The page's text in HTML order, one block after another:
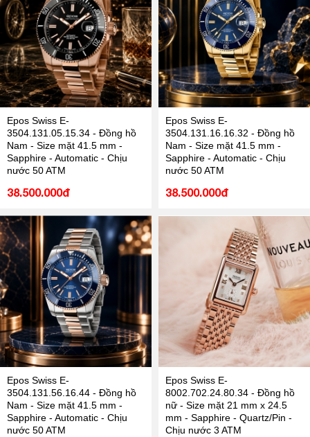
Epos Swiss E-
3504.131.05.15.34 - Đồng hồ
Nam - Size mặt 41.5 mm -
Sapphire - Automatic - Chịu
nước 50 ATM
38.500.000đ
Epos Swiss E-
3504.131.16.16.32 - Đồng hồ
Nam - Size mặt 41.5 mm -
Sapphire - Automatic - Chịu
nước 50 ATM
38.500.000đ
Epos Swiss E-
3504.131.56.16.44 - Đồng hồ
Nam - Size mặt 41.5 mm -
Sapphire - Automatic - Chịu
nước 50 ATM
Epos Swiss E-
8002.702.24.80.34 - Đồng hồ
nữ - Size mặt 21 mm x 24.5
mm - Sapphire - Quartz/Pin -
Chịu nước 3 ATM